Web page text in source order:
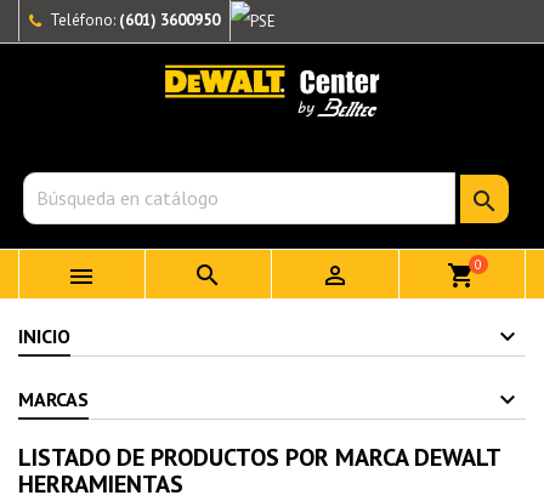
Teléfono: (601) 3600950

   shopping_cart0
INICIO
MARCAS
LISTADO DE PRODUCTOS POR MARCA DEWALT
HERRAMIENTAS